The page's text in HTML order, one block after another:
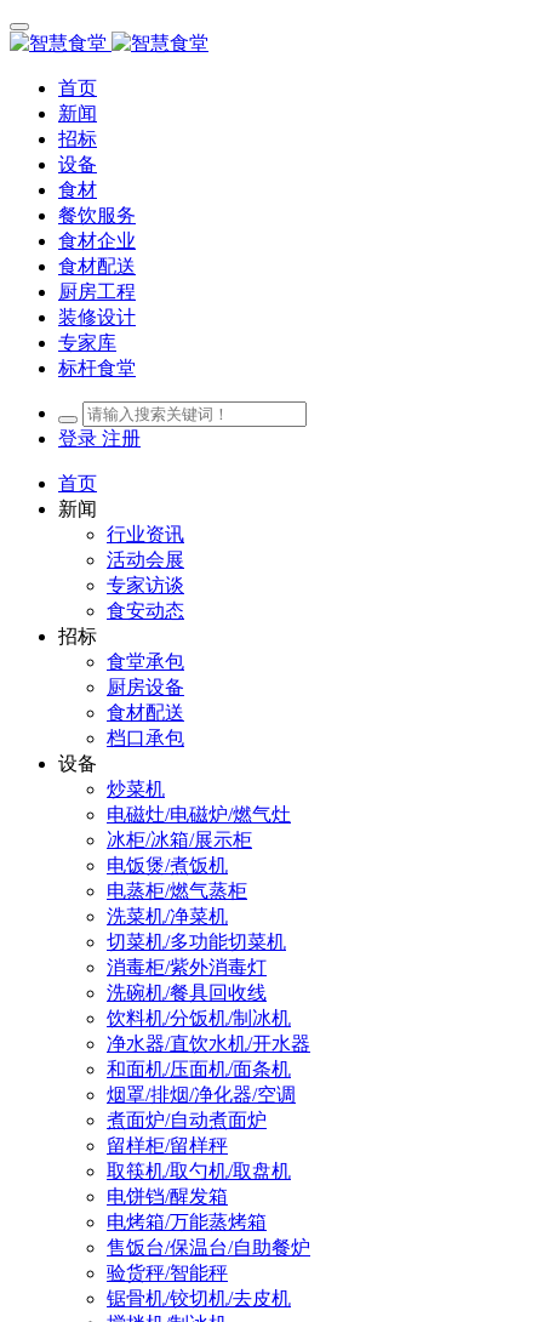
首页
新闻
招标
设备
食材
餐饮服务
食材企业
食材配送
厨房工程
装修设计
专家库
标杆食堂
登录 注册
首页
新闻
行业资讯
活动会展
专家访谈
食安动态
招标
食堂承包
厨房设备
食材配送
档口承包
设备
炒菜机
电磁灶/电磁炉/燃气灶
冰柜/冰箱/展示柜
电饭煲/煮饭机
电蒸柜/燃气蒸柜
洗菜机/净菜机
切菜机/多功能切菜机
消毒柜/紫外消毒灯
洗碗机/餐具回收线
饮料机/分饭机/制冰机
净水器/直饮水机/开水器
和面机/压面机/面条机
烟罩/排烟/净化器/空调
煮面炉/自动煮面炉
留样柜/留样秤
取筷机/取勺机/取盘机
电饼铛/醒发箱
电烤箱/万能蒸烤箱
售饭台/保温台/自助餐炉
验货秤/智能秤
锯骨机/铰切机/去皮机